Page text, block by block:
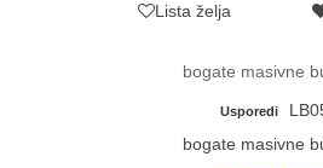
Lista želja
bogate masivne
Usporedi
bogate masivne